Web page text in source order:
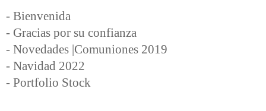
- Bienvenida
- Gracias por su confianza
- Novedades |Comuniones 2019
- Navidad 2022
- Portfolio Stock